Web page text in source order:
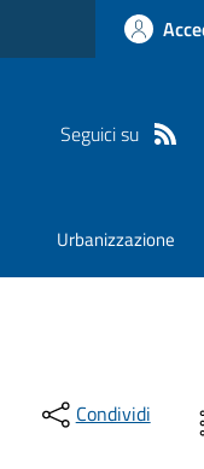
Seguici su
Urbanizzazione
Condividi